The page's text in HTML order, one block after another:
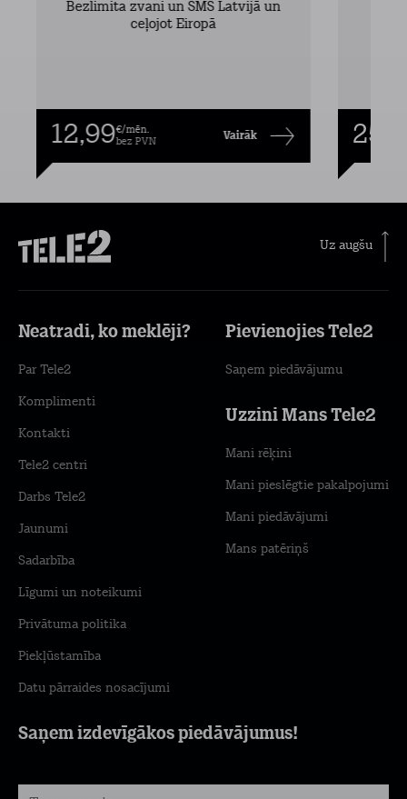
Bezlimita zvani un SMS Latvijā un
ceļojot Eiropā
12,99€/mēn.
bez PVN
Vairāk
Uz augšu
Saņem izdevīgākos piedāvājumus!
Neatradi, ko meklēji?
Par Tele2
Komplimenti
Kontakti
Tele2 centri
Darbs Tele2
Jaunumi
Sadarbība
Līgumi un noteikumi
Privātuma politika
Piekļūstamība
Datu pārraides nosacījumi
Pievienojies Tele2
Saņem piedāvājumu
Uzzini Mans Tele2
Mani rēķini
Mani pieslēgtie pakalpojumi
Mani piedāvājumi
Mans patēriņš